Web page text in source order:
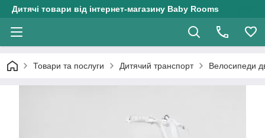
Дитячі товари від інтернет-магазину Baby Rooms
Товари та послуги Дитячий транспорт Велосипеди